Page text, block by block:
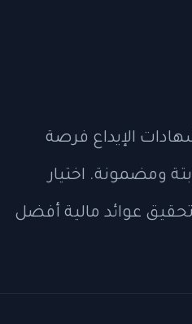
الإيداع فرصة
ومضمونة. اختيار
عوائد مالية أفضل